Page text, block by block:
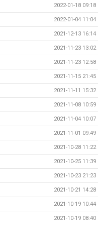
2022-01-18 09:18
2022-01-04 11:04
2021-12-13 16:14
2021-11-23 13:02
2021-11-23 12:58
2021-11-15 21:45
2021-11-11 15:32
2021-11-08 10:59
2021-11-04 10:07
2021-11-01 09:49
2021-10-28 11:22
2021-10-25 11:39
2021-10-23 21:23
2021-10-21 14:28
2021-10-19 10:44
2021-10-19 08:40